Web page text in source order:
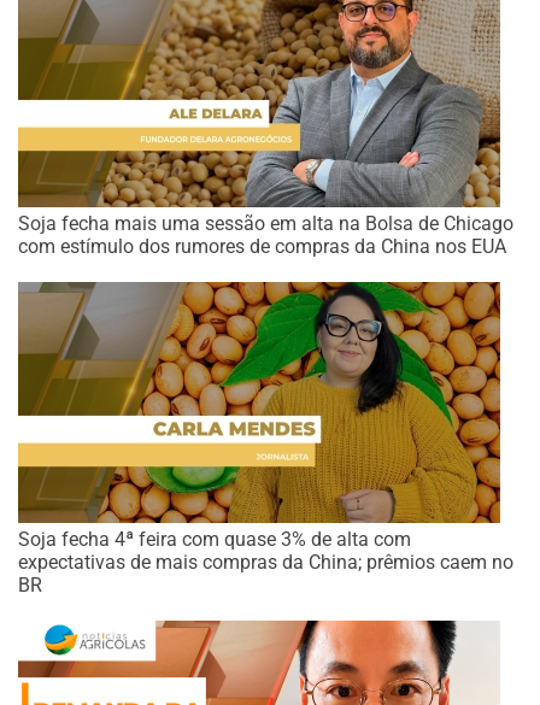
Soja fecha mais uma sessão em alta na Bolsa de Chicago
com estímulo dos rumores de compras da China nos EUA
Soja fecha 4ª feira com quase 3% de alta com
expectativas de mais compras da China; prêmios caem no
BR